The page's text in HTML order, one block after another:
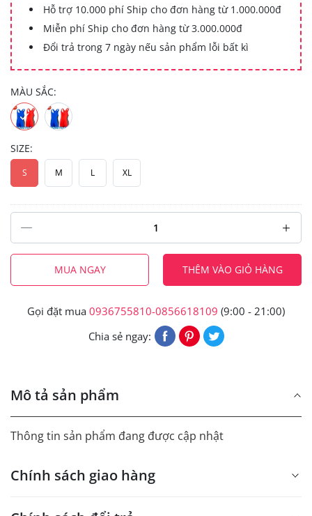
Hỗ trợ 10.000 phí Ship cho đơn hàng từ 1.000.000đ
Miễn phí Ship cho đơn hàng từ 3.000.000đ
Đổi trả trong 7 ngày nếu sản phẩm lỗi bất kì
MÀU SẮC:
SIZE:
S M L XL
MUA NGAY THÊM VÀO GIỎ HÀNG
Gọi đặt mua 0936755810-0856618109 (9:00 - 21:00)
Chia sẻ ngay:
Mô tả sản phẩm
Thông tin sản phẩm đang được cập nhật
Chính sách giao hàng